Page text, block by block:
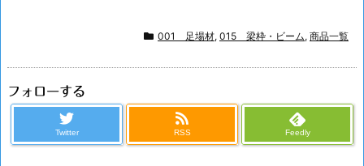
001 足場材, 015 梁枠・ビーム, 商品一覧
フォローする
Twitter RSS Feedly